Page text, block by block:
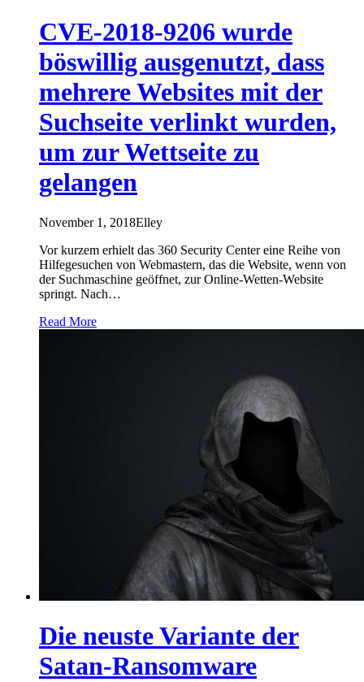
CVE-2018-9206 wurde
böswillig ausgenutzt, dass
mehrere Websites mit der
Suchseite verlinkt wurden,
um zur Wettseite zu
gelangen
November 1, 2018Elley
Vor kurzem erhielt das 360 Security Center eine Reihe von
Hilfegesuchen von Webmastern, das die Website, wenn von
der Suchmaschine geöffnet, zur Online-Wetten-Website
springt. Nach…
Read More
Die neuste Variante der
Satan-Ransomware